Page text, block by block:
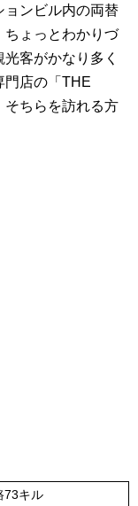
ョンビル内の両替
ちょっとわかりづ
客がかなり多く
門店の「THE
そちらを訪れる方
73キル